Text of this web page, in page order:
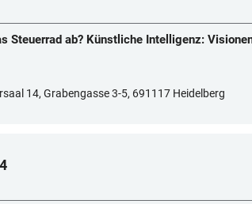
Steuerrad ab? Künstliche Intelligenz:
14, Grabengasse 3-5, 691117 Heidelberg